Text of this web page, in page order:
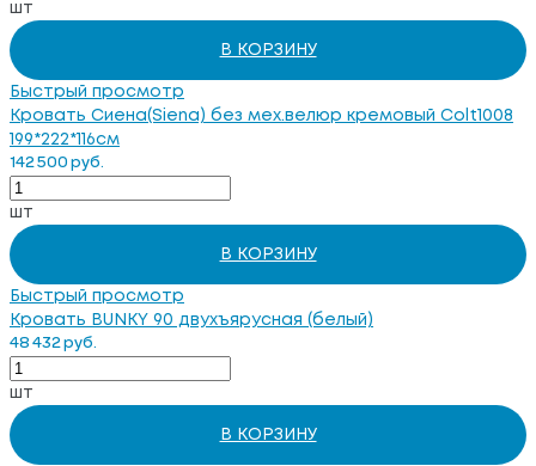
шт
В КОРЗИНУ
Быстрый просмотр
Кровать Сиена(Siena) без мех.велюр кремовый Colt1008
199*222*116см
142 500 руб.
шт
В КОРЗИНУ
Быстрый просмотр
Кровать BUNKY 90 двухъярусная (белый)
48 432 руб.
шт
В КОРЗИНУ